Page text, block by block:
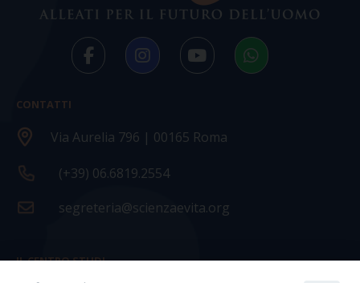
CONTATTI
Via Aurelia 796 | 00165 Roma
(+39) 06.6819.2554
segreteria@scienzaevita.org
IL CENTRO STUDI